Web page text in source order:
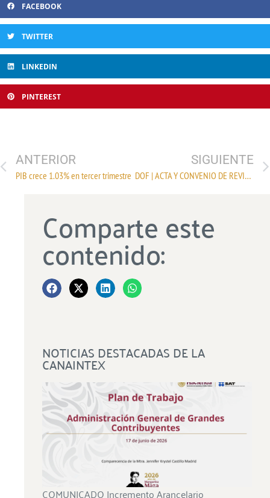
FACEBOOK
TWITTER
LINKEDIN
PINTEREST
ANTERIOR
PIB crece 1.03% en tercer trimestre
SIGUIENTE
DOF | ACTA Y CONVENIO DE REVISIÓN DE LA INDUSTRIA TEXTIL DEL RAMO DE GÉNEROS DE PUNTO
Comparte este
contenido:
NOTICIAS DESTACADAS DE LA
CANAINTEX
COMUNICADO Incremento Arancelario